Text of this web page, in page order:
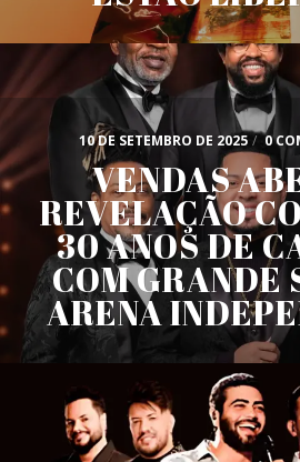
10 DE SETEMBRO DE 2025 / 0
VENDAS
REVELAÇÃO
30 ANOS DE
COM GRANDE
ARENA